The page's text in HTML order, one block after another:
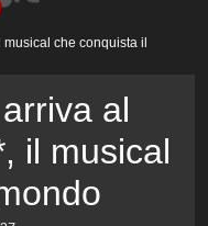
che conquista il
al
il musical